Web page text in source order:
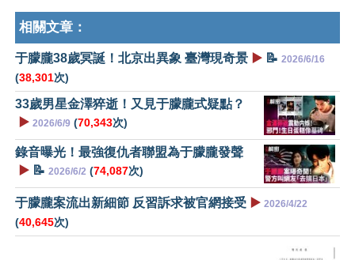
相關文章：
于朦朧38歲冥誕！北京出異象 臺灣現奇景 ▶️ 📝 2026/6/16
(38,301次)
33歲男星金澤猝逝！又見于朦朧式疑點？
▶️ 2026/6/9 (70,343次)
錄音曝光！最強復仇者聯盟為于朦朧發聲
▶️ 📝 2026/6/2 (74,087次)
于朦朧案流出新細節 反習訴求被官網接受 ▶️ 2026/4/22
(40,645次)